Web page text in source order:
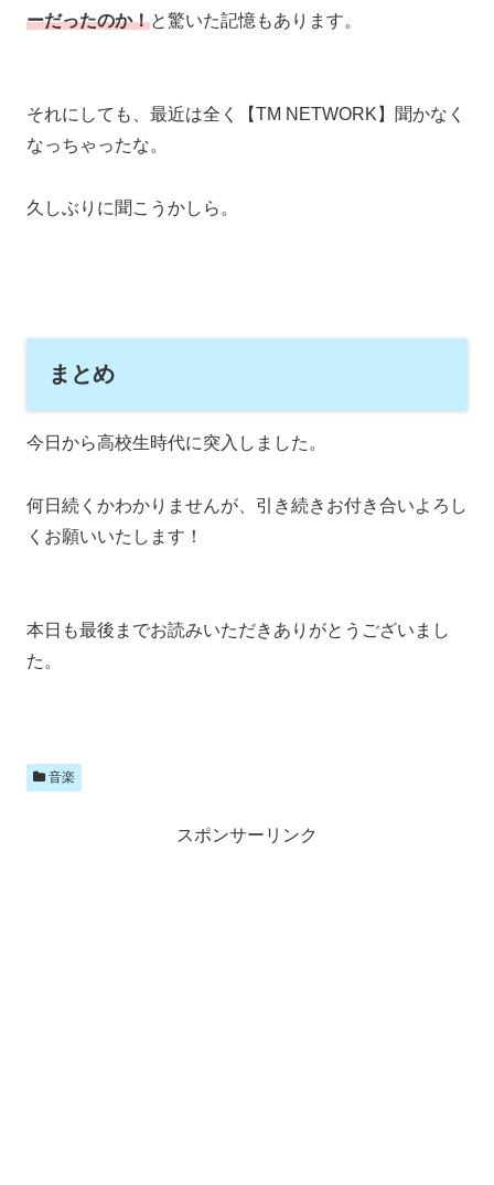
ーだったのか！と驚いた記憶もあります。
それにしても、最近は全く【TM NETWORK】聞かなく
なっちゃったな。
久しぶりに聞こうかしら。
まとめ
今日から高校生時代に突入しました。
何日続くかわかりませんが、引き続きお付き合いよろし
くお願いいたします！
本日も最後までお読みいただきありがとうございまし
た。
音楽
スポンサーリンク